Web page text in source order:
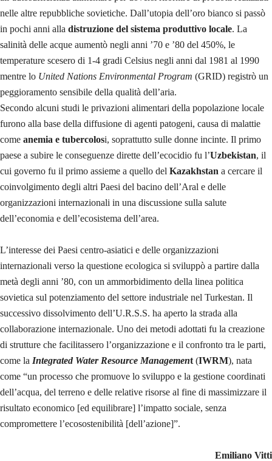
nelle altre repubbliche sovietiche. Dall’utopia dell’oro bianco si passò
in pochi anni alla distruzione del sistema produttivo locale. La
salinità delle acque aumentò negli anni ’70 e ’80 del 450%, le
temperature scesero di 1-4 gradi Celsius negli anni dal 1981 al 1990
mentre lo United Nations Environmental Program (GRID) registrò un
peggioramento sensibile della qualità dell’aria.
Secondo alcuni studi le privazioni alimentari della popolazione locale
furono alla base della diffusione di agenti patogeni, causa di malattie
come anemia e tubercolosi, soprattutto sulle donne incinte. Il primo
paese a subire le conseguenze dirette dell’ecocidio fu l’Uzbekistan, il
cui governo fu il primo assieme a quello del Kazakhstan a cercare il
coinvolgimento degli altri Paesi del bacino dell’Aral e delle
organizzazioni internazionali in una discussione sulla salute
dell’economia e dell’ecosistema dell’area.
L’interesse dei Paesi centro-asiatici e delle organizzazioni
internazionali verso la questione ecologica si sviluppò a partire dalla
metà degli anni ’80, con un ammorbidimento della linea politica
sovietica sul potenziamento del settore industriale nel Turkestan. Il
successivo dissolvimento dell’U.R.S.S. ha aperto la strada alla
collaborazione internazionale. Uno dei metodi adottati fu la creazione
di strutture che facilitassero l’organizzazione e il confronto tra le parti,
come la Integrated Water Resource Management (IWRM), nata
come “un processo che promuove lo sviluppo e la gestione coordinati
dell’acqua, del terreno e delle relative risorse al fine di massimizzare il
risultato economico [ed equilibrare] l’impatto sociale, senza
compromettere l’ecosostenibilità [dell’azione]”.
Emiliano Vitti